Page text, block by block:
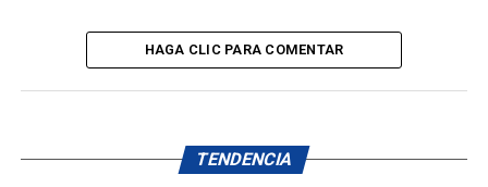
HAGA CLIC PARA COMENTAR
TENDENCIA